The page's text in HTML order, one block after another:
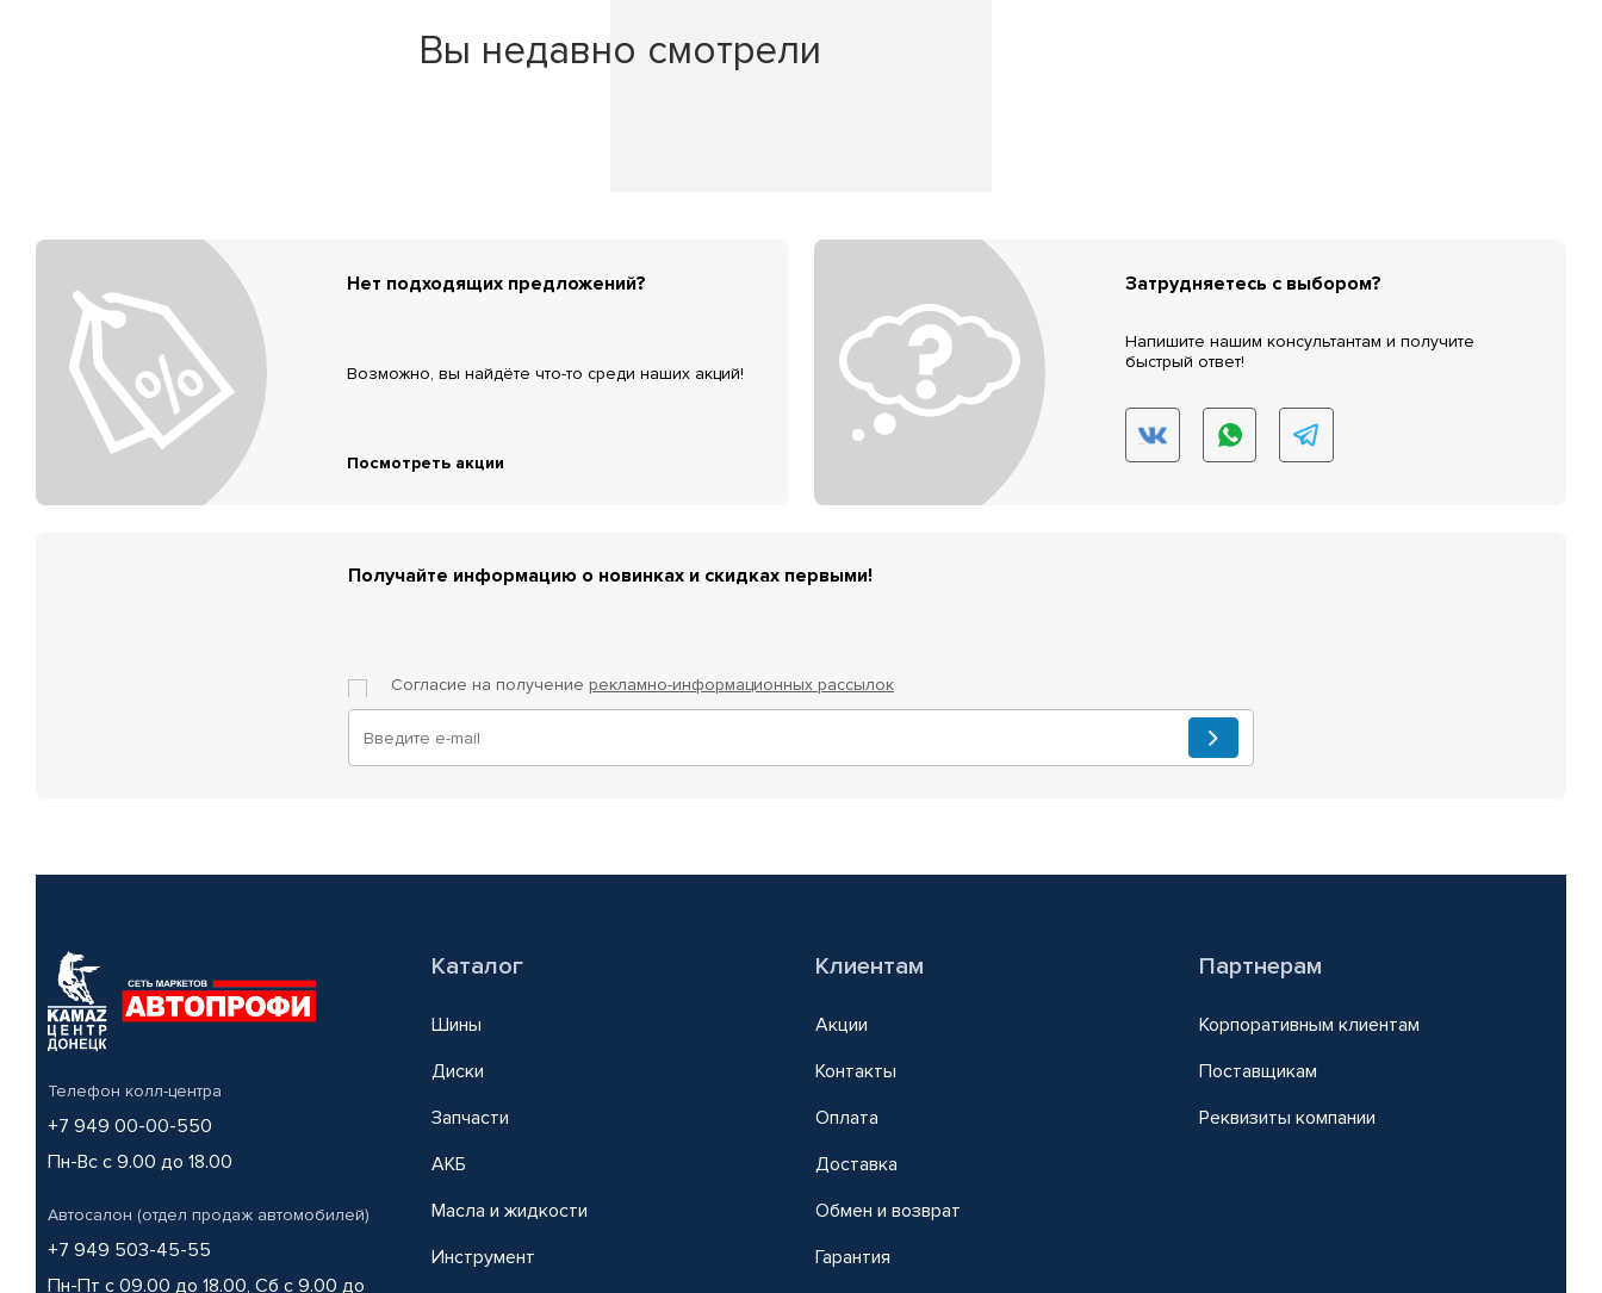
Вы недавно смотрели
Нет подходящих предложений?
Возможно, вы найдёте что-то среди наших акций!
Посмотреть акции
Затрудняетесь с выбором?
Напишите нашим консультантам и получите
быстрый ответ!
Получайте информацию о новинках и скидках первыми!
Согласие на получение рекламно-информационных рассылок
Телефон колл-центра
+7 949 00-00-550
Пн-Вс с 9.00 до 18.00
Автосалон (отдел продаж автомобилей)
+7 949 503-45-55
Пн-Пт с 09.00 до 18.00, Сб с 9.00 до
Каталог
Шины
Диски
Запчасти
АКБ
Масла и жидкости
Инструмент
Клиентам
Акции
Контакты
Оплата
Доставка
Обмен и возврат
Гарантия
Партнерам
Корпоративным клиентам
Поставщикам
Реквизиты компании